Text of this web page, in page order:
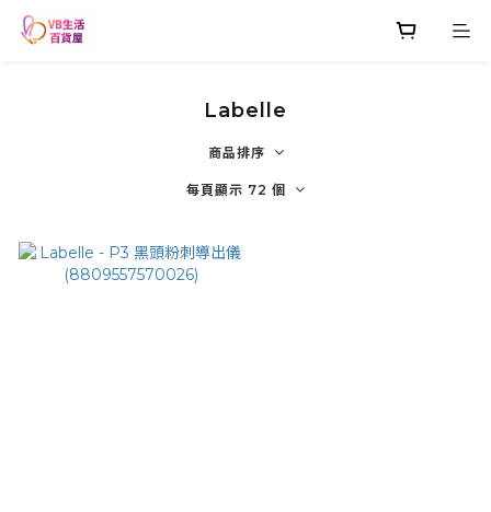
Labelle
商品排序
每頁顯示 72 個